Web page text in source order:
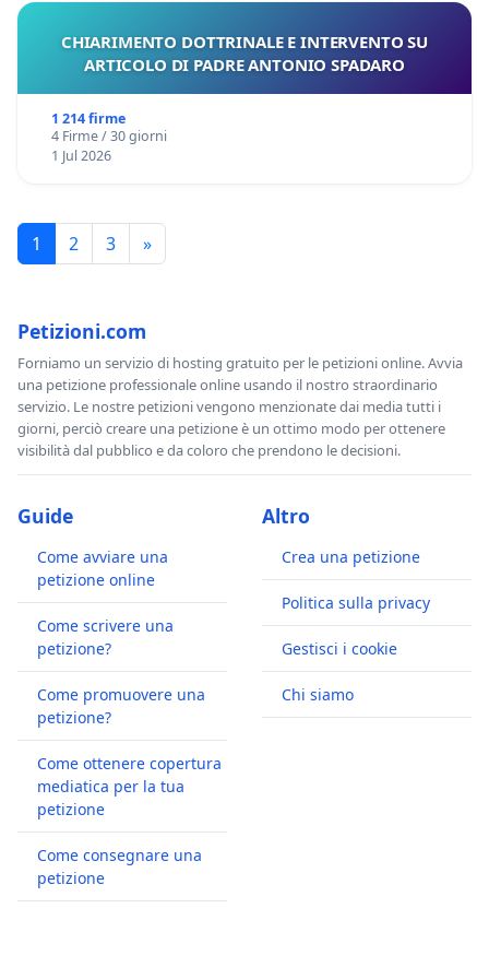
CHIARIMENTO DOTTRINALE E INTERVENTO SU
ARTICOLO DI PADRE ANTONIO SPADARO
1 214 firme
4 Firme / 30 giorni
1 Jul 2026
1 2 3 »
Petizioni.com
Forniamo un servizio di hosting gratuito per le petizioni online. Avvia
una petizione professionale online usando il nostro straordinario
servizio. Le nostre petizioni vengono menzionate dai media tutti i
giorni, perciò creare una petizione è un ottimo modo per ottenere
visibilità dal pubblico e da coloro che prendono le decisioni.
Guide
Come avviare una
petizione online
Come scrivere una
petizione?
Come promuovere una
petizione?
Come ottenere copertura
mediatica per la tua
petizione
Come consegnare una
petizione
Altro
Crea una petizione
Politica sulla privacy
Gestisci i cookie
Chi siamo